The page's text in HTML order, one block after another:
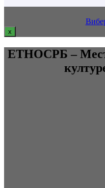
x
ЕТНОСРБ –